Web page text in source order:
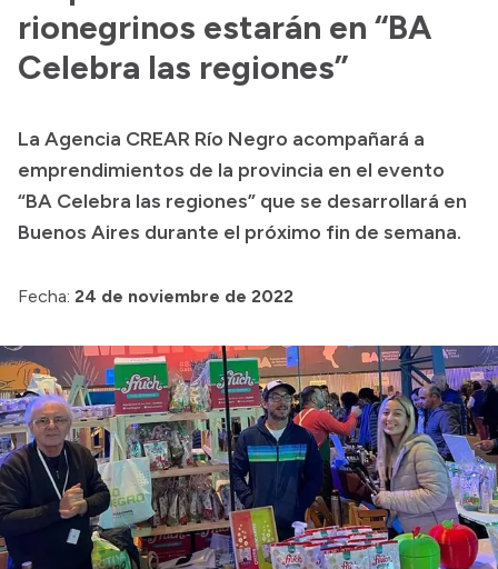
Consultorios Propios
Presentación CV
Transparencia
Inversión en Salud
Licitaciones
rionegrinos estarán en “BA
Celebra las regiones”
La Agencia CREAR Río Negro acompañará a
emprendimientos de la provincia en el evento
“BA Celebra las regiones” que se desarrollará en
Buenos Aires durante el próximo fin de semana.
Fecha: 24 de noviembre de 2022